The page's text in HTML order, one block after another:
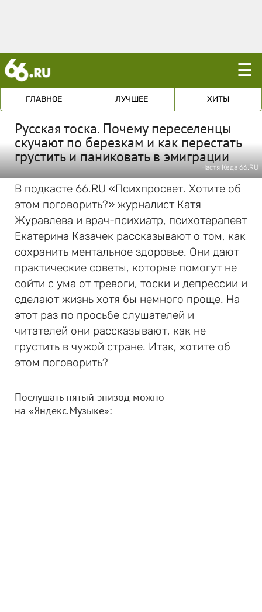
☰
ГЛАВНОЕ ЛУЧШЕЕ ХИТЫ
Русская тоска. Почему переселенцы
скучают по березкам и как перестать
грустить и паниковать в эмиграции
Настя Кеда 66.RU
В подкасте 66.RU «Психпросвет. Хотите об
этом поговорить?» журналист Катя
Журавлева и врач-психиатр, психотерапевт
Екатерина Казачек рассказывают о том, как
сохранить ментальное здоровье. Они дают
практические советы, которые помогут не
сойти с ума от тревоги, тоски и депрессии и
сделают жизнь хотя бы немного проще. На
этот раз по просьбе слушателей и
читателей они рассказывают, как не
грустить в чужой стране. Итак, хотите об
этом поговорить?
Послушать пятый эпизод можно
на «Яндекс.Музыке»: